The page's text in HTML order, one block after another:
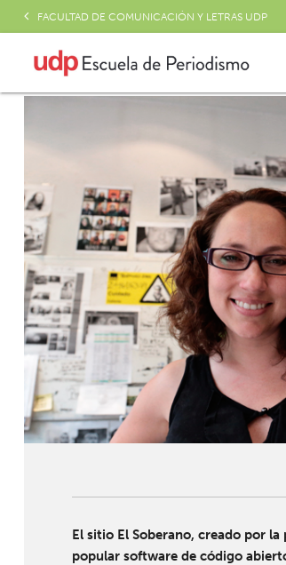
FACULTAD DE COMUNICACIÓN Y LETRAS UDP
El sitio El Soberano, creado por
popular software de código